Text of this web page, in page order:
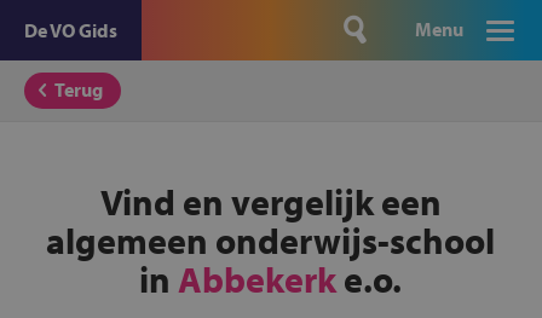
De VO Gids Menu
Terug
Vind en vergelijk een
algemeen onderwijs-school
inAbbekerke.o.